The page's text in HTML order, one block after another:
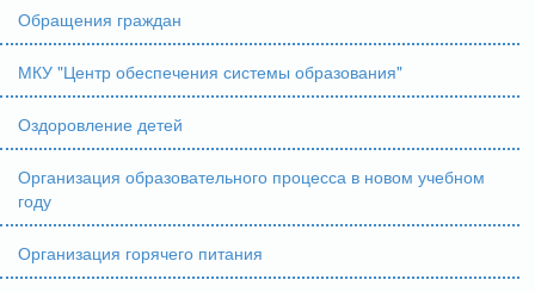
Обращения граждан
МКУ "Центр обеспечения системы образования"
Оздоровление детей
Организация образовательного процесса в новом учебном
году
Организация горячего питания